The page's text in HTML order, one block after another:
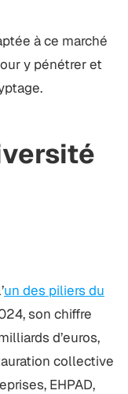
à ce marché
y pénétrer et
un des piliers du
son chiffre
d’euros,
collective
EHPAD,